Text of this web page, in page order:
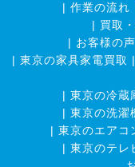
| 作業の流れ
| 買取
| お客様の声
| 東京の家具家電買取 |
| 東京の冷蔵
| 東京の洗濯
| 東京のエアコ
| 東京のテレ